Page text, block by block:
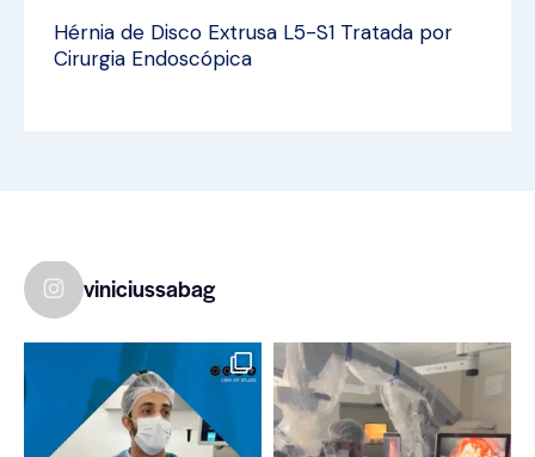
Hérnia de Disco Extrusa L5-S1 Tratada por
Cirurgia Endoscópica
viniciussabag